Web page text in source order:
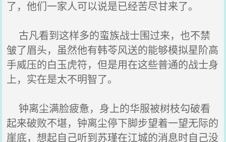
了，他们一家人可以说是已经苦尽甘来了。
古凡看到这样多的蛮族战士围过来，也不禁
皱了眉头，虽然他有韩苓风送的能够模拟星阶高
手威压的白玉虎符，但是用在这些普通的战士身
上，实在是太不明智了。
钟离尘满脸疲惫，身上的华服被树枝勾破看
起来破败不堪，钟离尘停下脚步望着一望无际的
崖底，想起自己听到苏瑾在江城的消息时自己没